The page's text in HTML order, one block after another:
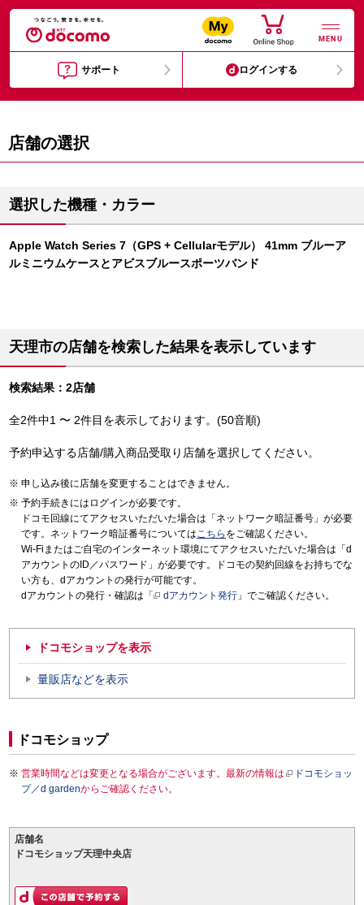
MENU
サポート ログインする
店舗の選択
選択した機種・カラー
Apple Watch Series 7（GPS + Cellularモデル） 41mm ブルーア
ルミニウムケースとアビスブルースポーツバンド
天理市の店舗を検索した結果を表示しています
検索結果：2店舗
全2件中1 〜 2件目を表示しております。(50音順)
予約申込する店舗/購入商品受取り店舗を選択してください。
申し込み後に店舗を変更することはできません。
予約手続きにはログインが必要です。
ドコモ回線にてアクセスいただいた場合は「ネットワーク暗証番号」が必要
です。ネットワーク暗証番号についてはこちら をご確認ください。
Wi-Fiまたはご自宅のインターネット環境にてアクセスいただいた場合は「d
アカウントのID／パスワード」が必要です。ドコモの契約回線をお持ちでな
い方も、dアカウントの発行が可能です。
dアカウントの発行・確認は「
dアカウント発行 」でご確認ください。
ドコモショップを表示
量販店などを表示
ドコモショップ
営業時間などは変更となる場合がございます。最新の情報は
ドコモショッ
プ／d gardenからご確認ください。
店舗名
ドコモショップ天理中央店